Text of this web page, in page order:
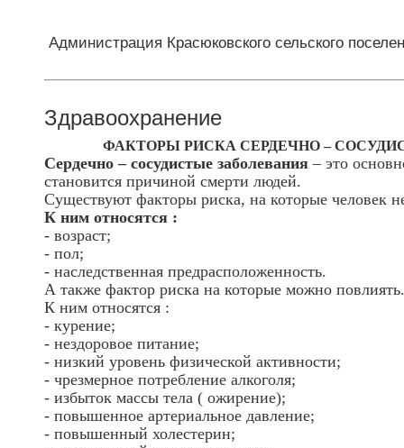
Администрация Красюковского сельского
Здравоохранение
ФАКТОРЫ РИСКА СЕРДЕЧНО –
Сердечно – сосудистые заболевания – это
становится причиной смерти людей.
Существуют факторы риска, на которые человек
К ним относятся :
- возраст;
- пол;
- наследственная предрасположенность.
А также фактор риска на которые можно повлиять.
К ним относятся :
- курение;
- нездоровое питание;
- низкий уровень физической активности;
- чрезмерное потребление алкоголя;
- избыток массы тела ( ожирение);
- повышенное артериальное давление;
- повышенный холестерин;